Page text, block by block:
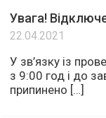
Увага!
22.04.2021
У зв’язку із
з 9:00 год і до
припинено […]